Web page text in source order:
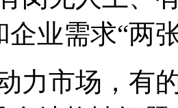
企业需求“两
力市场，有